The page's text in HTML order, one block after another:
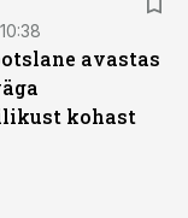
avastas
kohast